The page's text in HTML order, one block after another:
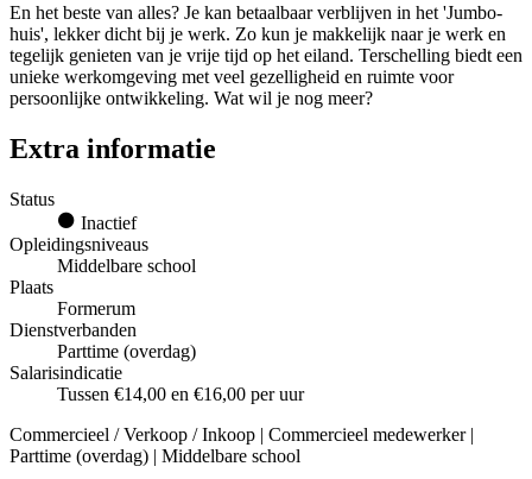
En het beste van alles? Je kan betaalbaar verblijven in het 'Jumbo-
huis', lekker dicht bij je werk. Zo kun je makkelijk naar je werk en
tegelijk genieten van je vrije tijd op het eiland. Terschelling biedt een
unieke werkomgeving met veel gezelligheid en ruimte voor
persoonlijke ontwikkeling. Wat wil je nog meer?
Extra informatie
Status
Inactief
Opleidingsniveaus
Middelbare school
Plaats
Formerum
Dienstverbanden
Parttime (overdag)
Salarisindicatie
Tussen €14,00 en €16,00 per uur
Commercieel / Verkoop / Inkoop | Commercieel medewerker |
Parttime (overdag) | Middelbare school